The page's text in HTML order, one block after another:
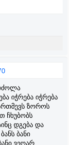
იჭრება იჭრება
ზოროს
ჩხუბობს
დგება და
ბანი
ვეღარ